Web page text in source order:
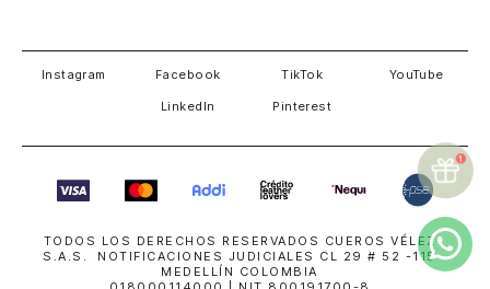
Instagram Facebook TikTok YouTube
LinkedIn Pinterest
TODOS LOS DERECHOS RESERVADOS CUEROS VÉLEZ
S.A.S. NOTIFICACIONES JUDICIALES CL 29 # 52 -115
MEDELLÍN COLOMBIA